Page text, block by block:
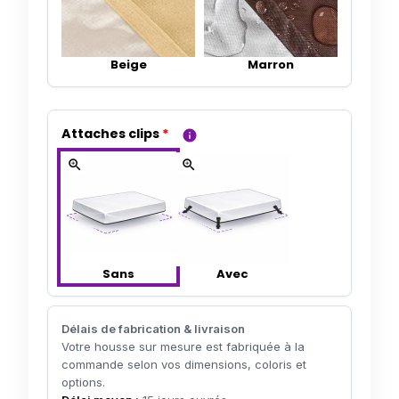
Beige Marron
Attaches clips *
info
zoom_in
Sans
zoom_in
Avec
Délais de fabrication & livraison
Votre housse sur mesure est fabriquée à la
commande selon vos dimensions, coloris et
options.